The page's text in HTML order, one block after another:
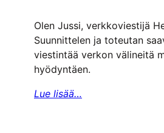
Olen Jussi, verkkoviestijä
Suunnittelen ja toteutan
viestintää verkon välineitä
hyödyntäen.
Lue lisää…